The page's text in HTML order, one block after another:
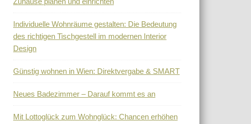
Individuelle Wohnräume gestalten: Die Bedeutung
des richtigen Tischgestell im modernen Interior
Design
Günstig wohnen in Wien: Direktvergabe & SMART
Neues Badezimmer – Darauf kommt es an
Mit Lottoglück zum Wohnglück: Chancen erhöhen